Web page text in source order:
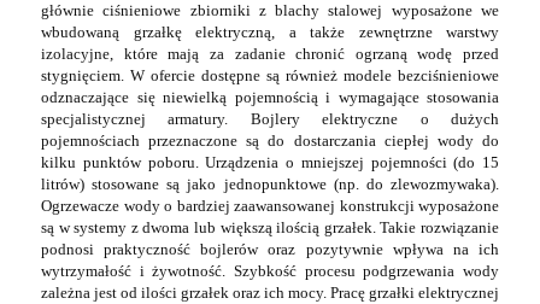
głównie ciśnieniowe zbiorniki z blachy stalowej wyposażone we
wbudowaną grzałkę elektryczną, a także zewnętrzne warstwy
izolacyjne, które mają za zadanie chronić ogrzaną wodę przed
stygnięciem. W ofercie dostępne są również modele bezciśnieniowe
odznaczające się niewielką pojemnością i wymagające stosowania
specjalistycznej armatury. Bojlery elektryczne o dużych
pojemnościach przeznaczone są do dostarczania ciepłej wody do
kilku punktów poboru. Urządzenia o mniejszej pojemności (do 15
litrów) stosowane są jako jednopunktowe (np. do zlewozmywaka).
Ogrzewacze wody o bardziej zaawansowanej konstrukcji wyposażone
są w systemy z dwoma lub większą ilością grzałek. Takie rozwiązanie
podnosi praktyczność bojlerów oraz pozytywnie wpływa na ich
wytrzymałość i żywotność. Szybkość procesu podgrzewania wody
zależna jest od ilości grzałek oraz ich mocy. Pracę grzałki elektrycznej